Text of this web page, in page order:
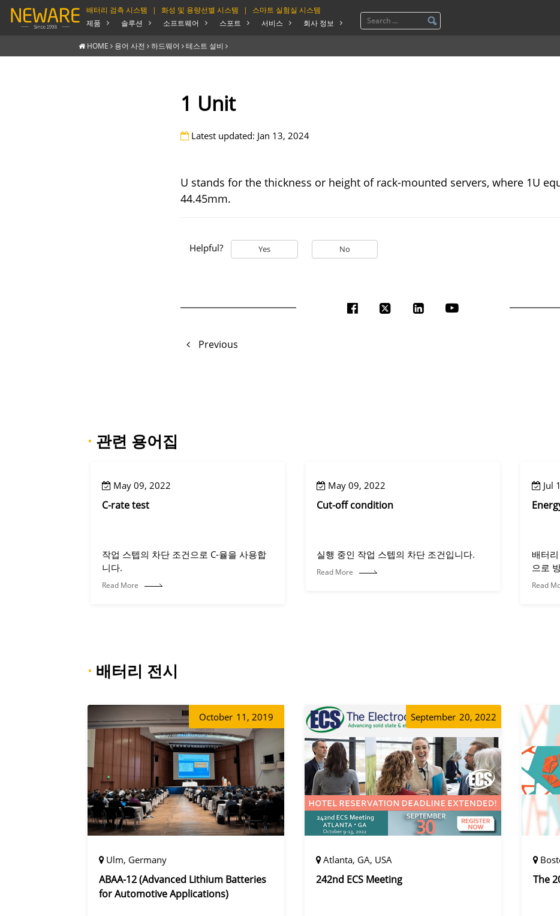
배터리 검측 시스템 | 화성 및 용량선별 시스템 |
스마트 실험실 시스템
제품
솔루션 소프트웨어 스포트 서비스 회사 정보
HOME 용어 사전 하드웨어 테스트 설비
1 Unit
Latest updated: Jan 13, 2024
U stands for the thickness or height of rack-mounted servers, where 1U
44.45mm.
Helpful? Yes No
Previous
· 관련 용어집
May 09, 2022
C-rate test
작업 스텝의 차단 조건으로 C-율을 사용합
니다.
Read More
May 09, 2022
Cut-off condition
실행 중인 작업 스텝의 차단 조건입니다.
Read More
Jul
배터
으로
접 채
Read
· 배터리 전시
October 11, 2019
Ulm, Germany
ABAA-12 (Advanced Lithium Batteries
for Automotive Applications)
September 20, 2022
Atlanta, GA, USA
242nd ECS Meeting The